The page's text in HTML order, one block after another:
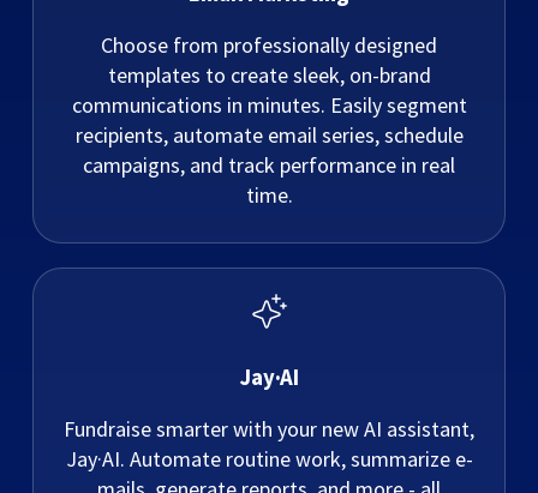
Choose from professionally designed
templates to create sleek, on-brand
communications in minutes. Easily segment
recipients, automate email series, schedule
campaigns, and track performance in real
time.
Jay·AI
Fundraise smarter with your new AI assistant,
Jay·AI. Automate routine work, summarize e-